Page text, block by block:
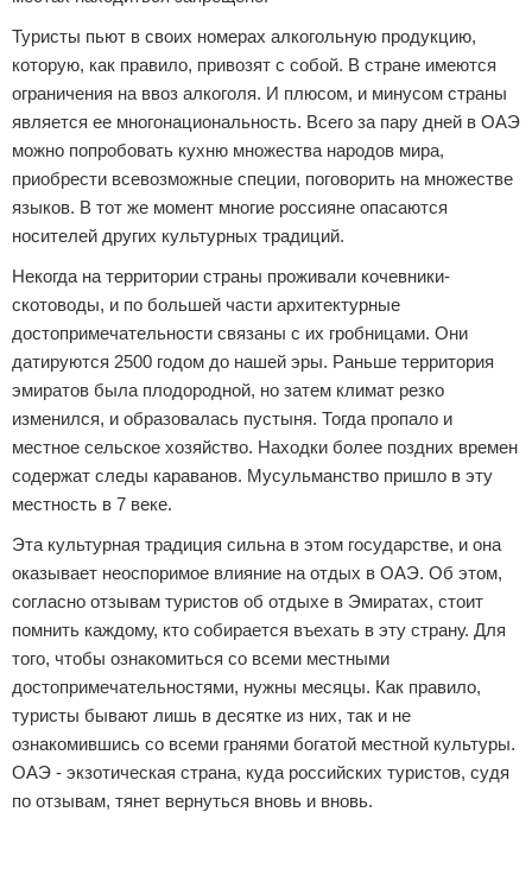
Туристы пьют в своих номерах алкогольную продукцию,
которую, как правило, привозят с собой. В стране имеются
ограничения на ввоз алкоголя. И плюсом, и минусом страны
является ее многонациональность. Всего за пару дней в ОАЭ
можно попробовать кухню множества народов мира,
приобрести всевозможные специи, поговорить на множестве
языков. В тот же момент многие россияне опасаются
носителей других культурных традиций.
Некогда на территории страны проживали кочевники-
скотоводы, и по большей части архитектурные
достопримечательности связаны с их гробницами. Они
датируются 2500 годом до нашей эры. Раньше территория
эмиратов была плодородной, но затем климат резко
изменился, и образовалась пустыня. Тогда пропало и
местное сельское хозяйство. Находки более поздних времен
содержат следы караванов. Мусульманство пришло в эту
местность в 7 веке.
Эта культурная традиция сильна в этом государстве, и она
оказывает неоспоримое влияние на отдых в ОАЭ. Об этом,
согласно отзывам туристов об отдыхе в Эмиратах, стоит
помнить каждому, кто собирается въехать в эту страну. Для
того, чтобы ознакомиться со всеми местными
достопримечательностями, нужны месяцы. Как правило,
туристы бывают лишь в десятке из них, так и не
ознакомившись со всеми гранями богатой местной культуры.
ОАЭ - экзотическая страна, куда российских туристов, судя
по отзывам, тянет вернуться вновь и вновь.